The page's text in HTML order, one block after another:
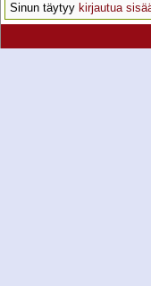
Sinun täytyy kirjautua